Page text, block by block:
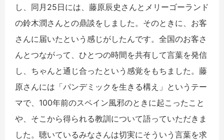
し、同月25日には、藤原辰史さんとメリーゴーランド
の鈴木潤さんとの鼎談をしました。そのときに、お客
さんに届いたという感じがしたんです。全国のお客さ
んとつながって、ひとつの時間を共有して言葉を発信
し、ちゃんと通じ合ったという感覚をもちました。藤
原さんには「パンデミックを生きる構え」というテー
マで、100年前のスペイン風邪のときに起こったこと
や、そこから得られる教訓について語っていただきま
した。聴いているみなさんは切実にそういう言葉を求